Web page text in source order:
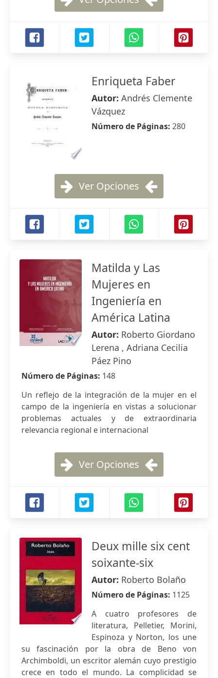
Enriqueta Faber
Autor: Andrés Clemente
Vázquez
Número de Páginas: 280
Ver Opciones
Matilda y Las
Mujeres en
Ingeniería en
América Latina
Autor: Roberto Giordano
Lerena , Adriana Cecilia
Páez Pino
Número de Páginas: 148
Un reflejo de la integración de la mujer en el
campo de la ingeniería en vistas a solucionar
problemas actuales y de extraordinaria
relevancia regional e internacional
Ver Opciones
Deux mille six cent
soixante-six
Autor: Roberto Bolaño
Número de Páginas: 1125
A cuatro profesores de
literatura, Pelletier, Morini,
Espinoza y Norton, los une
su fascinación por la obra de Beno von
Archimboldi, un escritor alemán cuyo prestigio
crece en todo el mundo. La complicidad se